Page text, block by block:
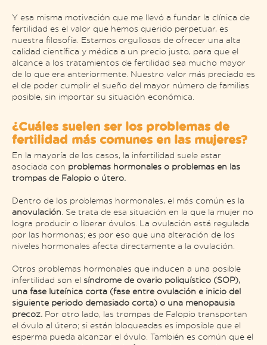
Y esa misma motivación que me llevó a fundar la clínica de
fertilidad es el valor que hemos querido perpetuar, es
nuestra filosofía. Estamos orgullosos de ofrecer una alta
calidad científica y médica a un precio justo, para que el
alcance a los tratamientos de fertilidad sea mucho mayor
de lo que era anteriormente. Nuestro valor más preciado es
el de poder cumplir el sueño del mayor número de familias
posible, sin importar su situación económica.
¿Cuáles suelen ser los problemas de
fertilidad más comunes en las mujeres?
En la mayoría de los casos, la infertilidad suele estar
asociada con problemas hormonales o problemas en las
trompas de Falopio o útero.
Dentro de los problemas hormonales, el más común es la
anovulación. Se trata de esa situación en la que la mujer no
logra producir o liberar óvulos. La ovulación está regulada
por las hormonas; es por eso que una alteración de los
niveles hormonales afecta directamente a la ovulación.
Otros problemas hormonales que inducen a una posible
infertilidad son el síndrome de ovario poliquístico (SOP),
una fase luteínica corta (fase entre ovulación e inicio del
siguiente periodo demasiado corta) o una menopausia
precoz. Por otro lado, las trompas de Falopio transportan
el óvulo al útero; si están bloqueadas es imposible que el
esperma pueda alcanzar el óvulo. También es común que el